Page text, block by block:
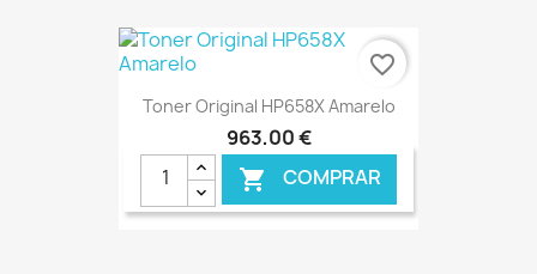
€ ONLINE
Toner Original HP658X Amarelo
963,00 €
 COMPRAR
favorite_border